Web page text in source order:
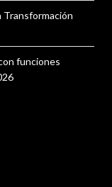
Transformación
funciones